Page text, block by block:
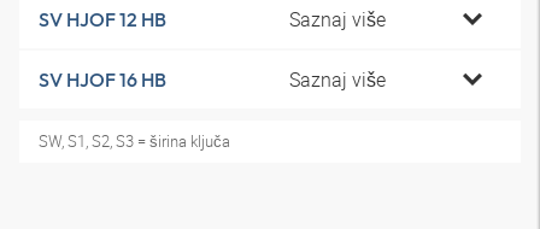
SV HJOF 12 HB Saznaj više
SV HJOF 16 HB Saznaj više
SW, S1, S2, S3 = širina ključa